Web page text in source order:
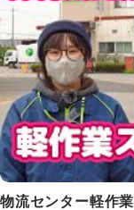
物流センター軽作